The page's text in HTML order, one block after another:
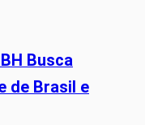
Busca
de Brasil e